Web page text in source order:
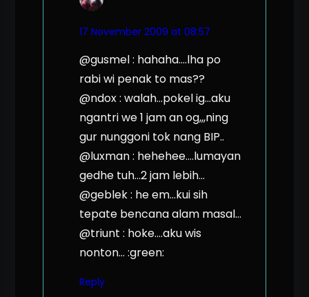
17 November 2009 at 08:57
@gusmel : hahaha….lha po
rabi wi penak to mas??
@ndox : walah…pokel ig…aku
ngantri we 1 jam an og,,,ning
gur nunggoni tok nang BIP..
@luxman : hehehee….lumayan
gedhe tuh…2 jam lebih…
@geblek : he em…kui sih
tepate bencana alam masal…
@triunt : hoke….aku wis
nonton… :green:
Reply